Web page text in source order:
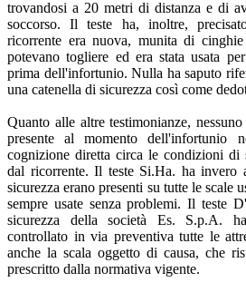
trovandosi a 20 metri di distanza e di
soccorso. Il teste ha, inoltre,
ricorrente era nuova, munita di
potevano togliere ed era stata usata
prima dell'infortunio. Nulla ha saputo
una catenella di sicurezza così come
Quanto alle altre testimonianze,
presente al momento dell'infortunio
cognizione diretta circa le condizioni di
dal ricorrente. Il teste Si.Ha. ha invero
sicurezza erano presenti su tutte le scale
sempre usate senza problemi. Il teste
sicurezza della società Es. S.p.A.
controllato in via preventiva tutte le
anche la scala oggetto di causa, che
prescritto dalla normativa vigente.